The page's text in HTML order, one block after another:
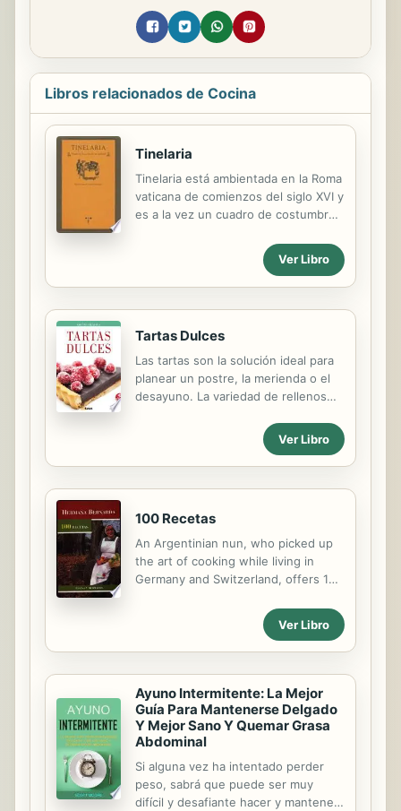
Libros relacionados de Cocina
Tinelaria
Tinelaria está ambientada en la Roma
vaticana de comienzos del siglo XVI y
es a la vez un cuadro de costumbres
cuadro de costumbres, nos permite
conocer numerosos detalles de la
forma de comer de la época
mesa, abastecimiento, organización y
orden del servicio del comedor, etc.).
Como comedia burlesca, escenifica
los robos, trapicheos y malas
ruines, que son los criados al
servicio de un cardenal de la curia
romana. La Roma que encontramos
Ver Libro
Tartas Dulces
Las tartas son la solución ideal para
planear un postre, la merienda o el
desayuno. La variedad de rellenos
sólo incluye distintas opciones que
esperamos sean el disparador para
nuevas recetas.
Ver Libro
100 Recetas
An Argentinian nun, who picked up
the art of cooking while living in
Germany and Switzerland, offers 100
who turn cooking into a service of
Ver Libro
Ayuno Intermitente: La Mejor
Guía Para Mantenerse Delgado
Y Mejor Sano Y Quemar Grasa
Abdominal
Si alguna vez ha intentado perder
peso, sabrá que puede ser muy
difícil y desafiante hacer y mantener